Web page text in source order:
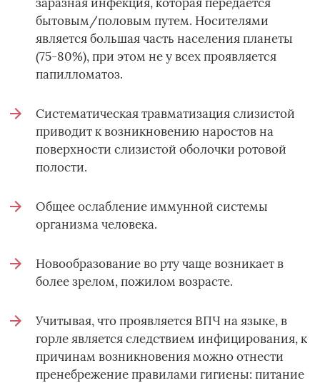
бытовым/половым путем. Носителями
является большая часть населения планеты
(75-80%), при этом не у всех проявляется
папилломатоз.
Систематическая травматизация слизистой
приводит к возникновению наростов на
поверхности слизистой оболочки ротовой
полости.
Общее ослабление иммунной системы
организма человека.
Новообразование во рту чаще возникает в
более зрелом, пожилом возрасте.
Учитывая, что проявляется ВПЧ на языке, в
горле является следствием инфицирования, к
причинам возникновения можно отнести
пренебрежение правилами гигиены: питание